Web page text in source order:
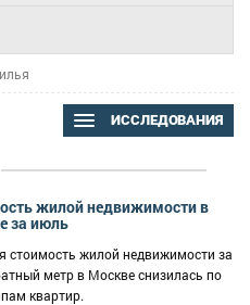
ИССЛЕДОВАНИЯ
жилой недвижимости в
за июль
стоимость жилой недвижимости за
метр в Москве снизилась по
квартир.